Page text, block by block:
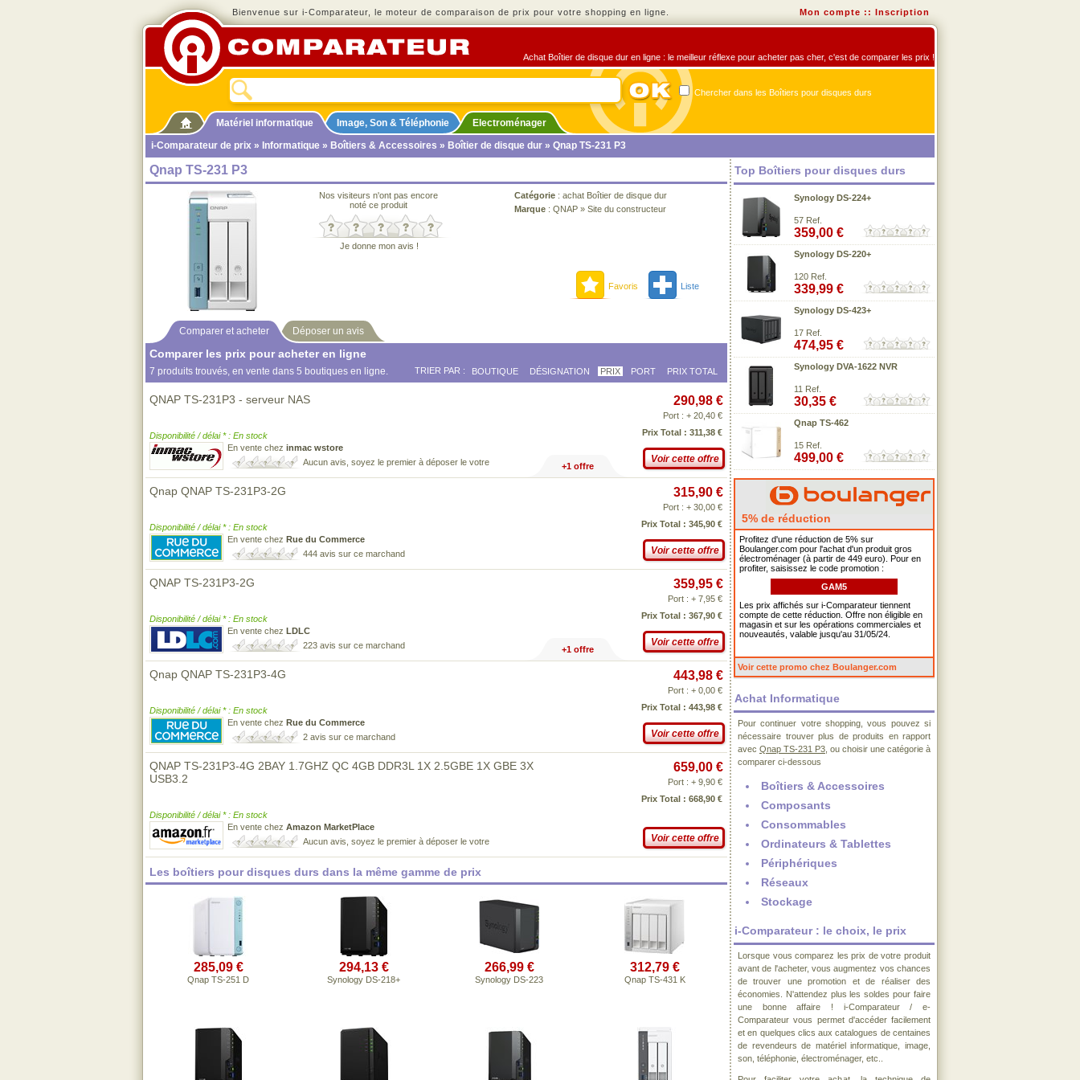
Bienvenue sur i-Comparateur, le moteur de comparaison de prix pour votre shopping en ligne. Mon compte :: Inscription
Achat Boîtier de disque dur en ligne : le meilleur réflexe pour acheter pas cher, c'est de comparer les prix !
Chercher dans les Boîtiers pour disques durs
Matériel informatique Image, Son & Téléphonie
Electroménager
i-Comparateur de prix » Informatique » Boîtiers & Accessoires » Boîtier de disque dur » Qnap TS-231 P3
Qnap TS-231 P3
Nos visiteurs n'ont pas encore
noté ce produit
Je donne mon avis !
Catégorie : achat Boîtier de disque dur
Marque : QNAP » Site du constructeur
Favoris Liste
Comparer et acheter Déposer un avis
Comparer les prix pour acheter en ligne
7 produits trouvés, en vente dans 5 boutiques en ligne. TRIER PAR : BOUTIQUE DÉSIGNATION PRIX PORT PRIX TOTAL
QNAP TS-231P3 - serveur NAS
Disponibilité / délai * : En stock
En vente chez inmac wstore
Aucun avis, soyez le premier à déposer le votre
290,98 €
Port : + 20,40 €
Prix Total : 311,38 €
Voir cette offre
+1 offre
Qnap QNAP TS-231P3-2G
Disponibilité / délai * : En stock
En vente chez Rue du Commerce
444 avis sur ce marchand
315,90 €
Port : + 30,00 €
Prix Total : 345,90 €
Voir cette offre
QNAP TS-231P3-2G
Disponibilité / délai * : En stock
En vente chez LDLC
223 avis sur ce marchand
359,95 €
Port : + 7,95 €
Prix Total : 367,90 €
Voir cette offre
+1 offre
Qnap QNAP TS-231P3-4G
Disponibilité / délai * : En stock
En vente chez Rue du Commerce
2 avis sur ce marchand
443,98 €
Port : + 0,00 €
Prix Total : 443,98 €
Voir cette offre
QNAP TS-231P3-4G 2BAY 1.7GHZ QC 4GB DDR3L 1X 2.5GBE 1X GBE 3X
USB3.2
Disponibilité / délai * : En stock
En vente chez Amazon MarketPlace
Aucun avis, soyez le premier à déposer le votre
659,00 €
Port : + 9,90 €
Prix Total : 668,90 €
Voir cette offre
Les boîtiers pour disques durs dans la même gamme de prix
285,09 €
Qnap TS-251 D
294,13 €
Synology DS-218+
266,99 €
Synology DS-223
312,79 €
Qnap TS-431 K
Top Boîtiers pour disques durs
Synology DS-224+
57 Ref.
359,00 €
Synology DS-220+
120 Ref.
339,99 €
Synology DS-423+
17 Ref.
474,95 €
Synology DVA-1622 NVR
11 Ref.
30,35 €
Qnap TS-462
15 Ref.
499,00 €
5% de réduction
Profitez d'une réduction de 5% sur
Boulanger.com pour l'achat d'un produit gros
électroménager (à partir de 449 euro). Pour en
profiter, saisissez le code promotion :
GAM5
Les prix affichés sur i-Comparateur tiennent
compte de cette réduction. Offre non éligible en
magasin et sur les opérations commerciales et
nouveautés, valable jusqu'au 31/05/24.
Voir cette promo chez Boulanger.com
Achat Informatique
Pour continuer votre shopping, vous pouvez si
nécessaire trouver plus de produits en rapport
avec Qnap TS-231 P3 , ou choisir une catégorie à
comparer ci-dessous
Boîtiers & Accessoires
Composants
Consommables
Ordinateurs & Tablettes
Périphériques
Réseaux
Stockage
i-Comparateur : le choix, le prix
Lorsque vous comparez les prix de votre produit
avant de l'acheter, vous augmentez vos chances
de trouver une promotion et de réaliser des
économies. N'attendez plus les soldes pour faire
une bonne affaire ! i-Comparateur / e-
Comparateur vous permet d'accéder facilement
et en quelques clics aux catalogues de centaines
de revendeurs de matériel informatique, image,
son, téléphonie, électroménager, etc..